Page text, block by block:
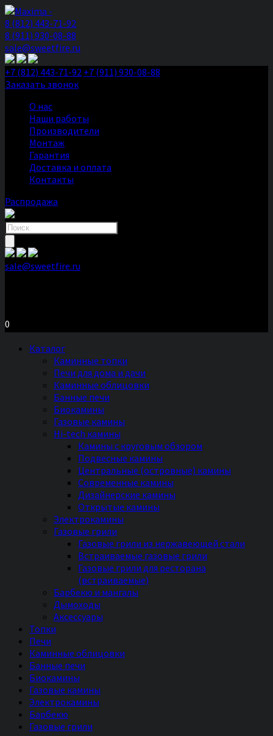
8 (812) 443-71-92
8 (911) 930-08-88
sale@sweetfire.ru
+7 (812) 443-71-92 +7 (911) 930-08-88
Заказать звонок
О нас
Наши работы
Производители
Монтаж
Гарантия
Доставка и оплата
Контакты
Распродажа
Поиск
товаров
sale@sweetfire.ru
0
Каталог
Каминные топки
Печи для дома и дачи
Каминные облицовки
Банные печи
Биокамины
Газовые камины
Hi-tech камины
Камины с круговым обзором
Подвесные камины
Центральные (островные) камины
Современные камины
Дизайнерские камины
Открытые камины
Электрокамины
Газовые грили
Газовые грили из нержавеющей стали
Встраиваемые газовые грили
Газовые грили для ресторана
(встраиваемые)
Барбекю и мангалы
Дымоходы
Аксессуары
Топки
Печи
Каминные облицовки
Банные печи
Биокамины
Газовые камины
Электрокамины
Барбекю
Газовые грили